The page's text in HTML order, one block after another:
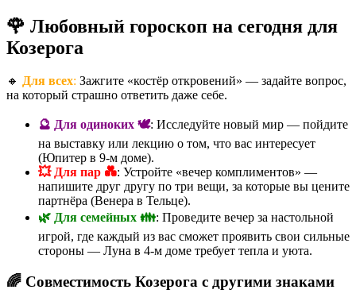
🌹 Любовный гороскоп на сегодня для
Козерога
🔸 Для всех: Зажгите «костёр откровений» — задайте вопрос,
на который страшно ответить даже себе.
🔮 Для одиноких 🕊️: Исследуйте новый мир — пойдите
на выставку или лекцию о том, что вас интересует
(Юпитер в 9-м доме).
💥 Для пар 💑: Устройте «вечер комплиментов» —
напишите друг другу по три вещи, за которые вы цените
партнёра (Венера в Тельце).
🌿 Для семейных 👪: Проведите вечер за настольной
игрой, где каждый из вас сможет проявить свои сильные
стороны — Луна в 4-м доме требует тепла и уюта.
🌈 Совместимость Козерога с другими знаками